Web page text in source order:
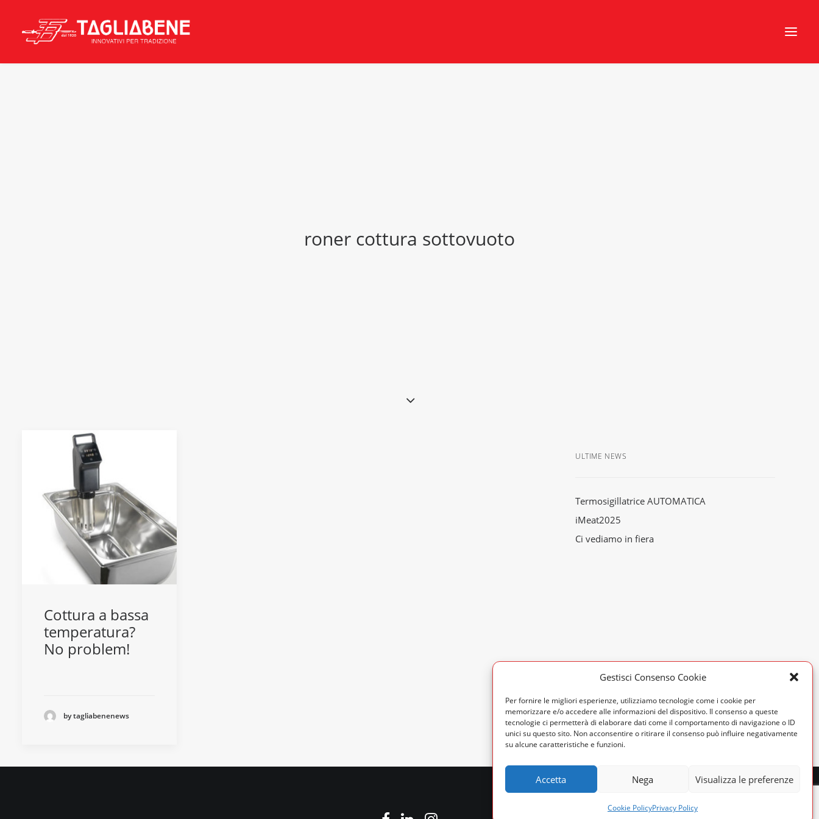
Gestisci Consenso Cookie
Per fornire le migliori esperienze, utilizziamo tecnologie come i cookie per
memorizzare e/o accedere alle informazioni del dispositivo. Il consenso a queste
tecnologie ci permetterà di elaborare dati come il comportamento di navigazione o ID
unici su questo sito. Non acconsentire o ritirare il consenso può influire negativamente
su alcune caratteristiche e funzioni.
Accetta Nega Visualizza le preferenze
Cookie PolicyPrivacy Policy
roner cottura sottovuoto
Cottura a bassa
temperatura?
No problem!
by tagliabenenews
ULTIME NEWS
Termosigillatrice AUTOMATICA
iMeat2025
Ci vediamo in fiera